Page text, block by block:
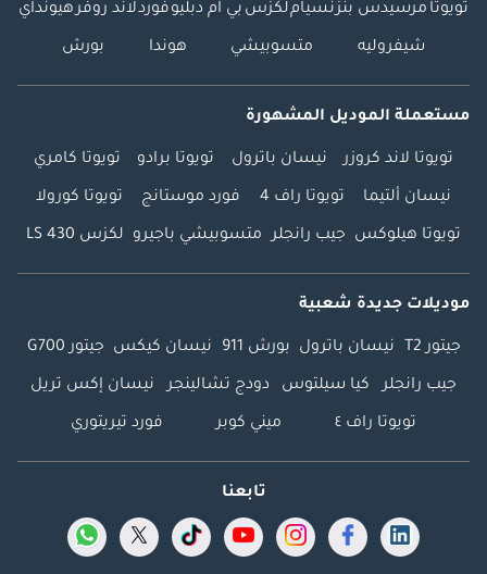
تويوتا مرسيدس بنزنسياملكزس بي ام دبليوفوردلاند روفرهيونداي
شيفروليه متسوبيشي هوندا بورش
مستعملة الموديل المشهورة
تويوتا لاند كروزر نيسان باترول تويوتا برادو تويوتا كامري
نيسان ألتيما تويوتا راف 4 فورد موستانج تويوتا كورولا
تويوتا هيلوكس جيب رانجلر متسوبيشي باجيرو لكزس LS 430
موديلات جديدة شعبية
جيتور T2 نيسان باترول بورش 911 نيسان كيكس جيتور G700
جيب رانجلر كيا سيلتوس دودج تشالينجر نيسان إكس تريل
تويوتا راف ٤ ميني كوبر فورد تيريتوري
تابعنا